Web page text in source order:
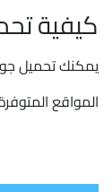
كيفية
يمكنك تحميل
المواقع